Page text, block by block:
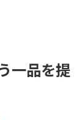
一品を提